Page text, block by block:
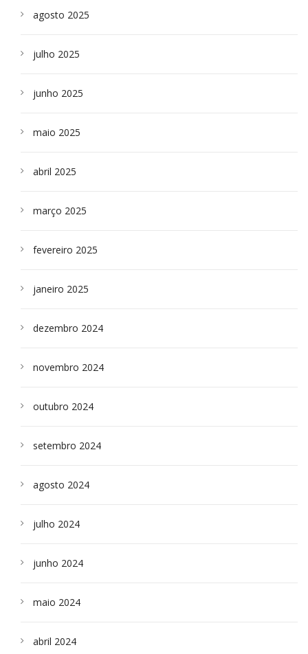
agosto 2025
julho 2025
junho 2025
maio 2025
abril 2025
março 2025
fevereiro 2025
janeiro 2025
dezembro 2024
novembro 2024
outubro 2024
setembro 2024
agosto 2024
julho 2024
junho 2024
maio 2024
abril 2024